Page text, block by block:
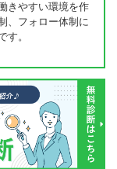
きやすい環境を作
、フォロー体制に
す。